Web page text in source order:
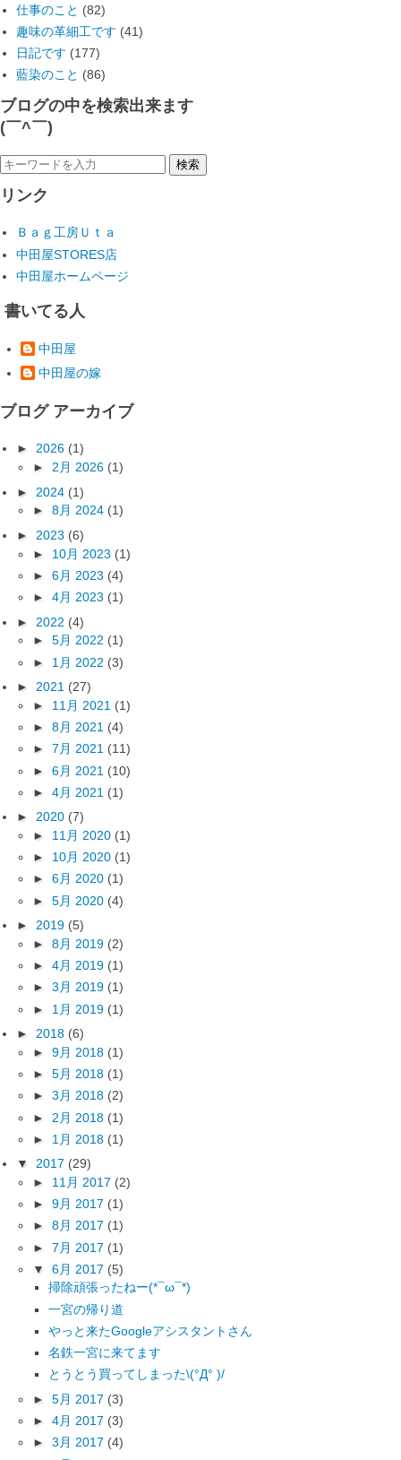
仕事のこと (82)
趣味の革細工です (41)
日記です (177)
藍染のこと (86)
ブログの中を検索出来ます
(￣^￣)ゞ
リンク
Ｂａｇ工房Ｕｔａ
中田屋STORES店
中田屋ホームページ
書いてる人
中田屋
中田屋の嫁
ブログ アーカイブ
► 2026 (1)
► 2月 2026 (1)
► 2024 (1)
► 8月 2024 (1)
► 2023 (6)
► 10月 2023 (1)
► 6月 2023 (4)
► 4月 2023 (1)
► 2022 (4)
► 5月 2022 (1)
► 1月 2022 (3)
► 2021 (27)
► 11月 2021 (1)
► 8月 2021 (4)
► 7月 2021 (11)
► 6月 2021 (10)
► 4月 2021 (1)
► 2020 (7)
► 11月 2020 (1)
► 10月 2020 (1)
► 6月 2020 (1)
► 5月 2020 (4)
► 2019 (5)
► 8月 2019 (2)
► 4月 2019 (1)
► 3月 2019 (1)
► 1月 2019 (1)
► 2018 (6)
► 9月 2018 (1)
► 5月 2018 (1)
► 3月 2018 (2)
► 2月 2018 (1)
► 1月 2018 (1)
▼ 2017 (29)
► 11月 2017 (2)
► 9月 2017 (1)
► 8月 2017 (1)
► 7月 2017 (1)
▼ 6月 2017 (5)
掃除頑張ったねー(*¯ω¯*)
一宮の帰り道
やっと来たGoogleアシスタントさん
名鉄一宮に来てます
とうとう買ってしまった\(°Д° )/
► 5月 2017 (3)
► 4月 2017 (3)
► 3月 2017 (4)